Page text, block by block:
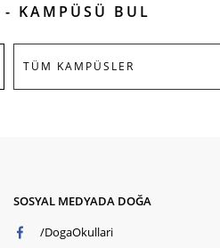
KAMPÜSÜ BUL
SOSYAL MEDYADA DOĞA
/DogaOkullari